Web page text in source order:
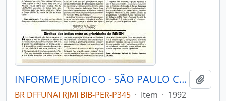
INFORME JURÍDICO - SÃO PAULO COMISSÃO PRÓ-ÍNDIO DE SÃO PAULO - DEPARTAMENTO JURÍDICO - 1992 - Nº1920
BR DFFUNAI RJMI BIB-PER-P345 · Item · 1992